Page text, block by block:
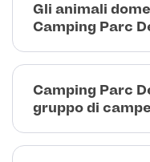
Gli animali
Camping Parc
Camping Parc
gruppo di